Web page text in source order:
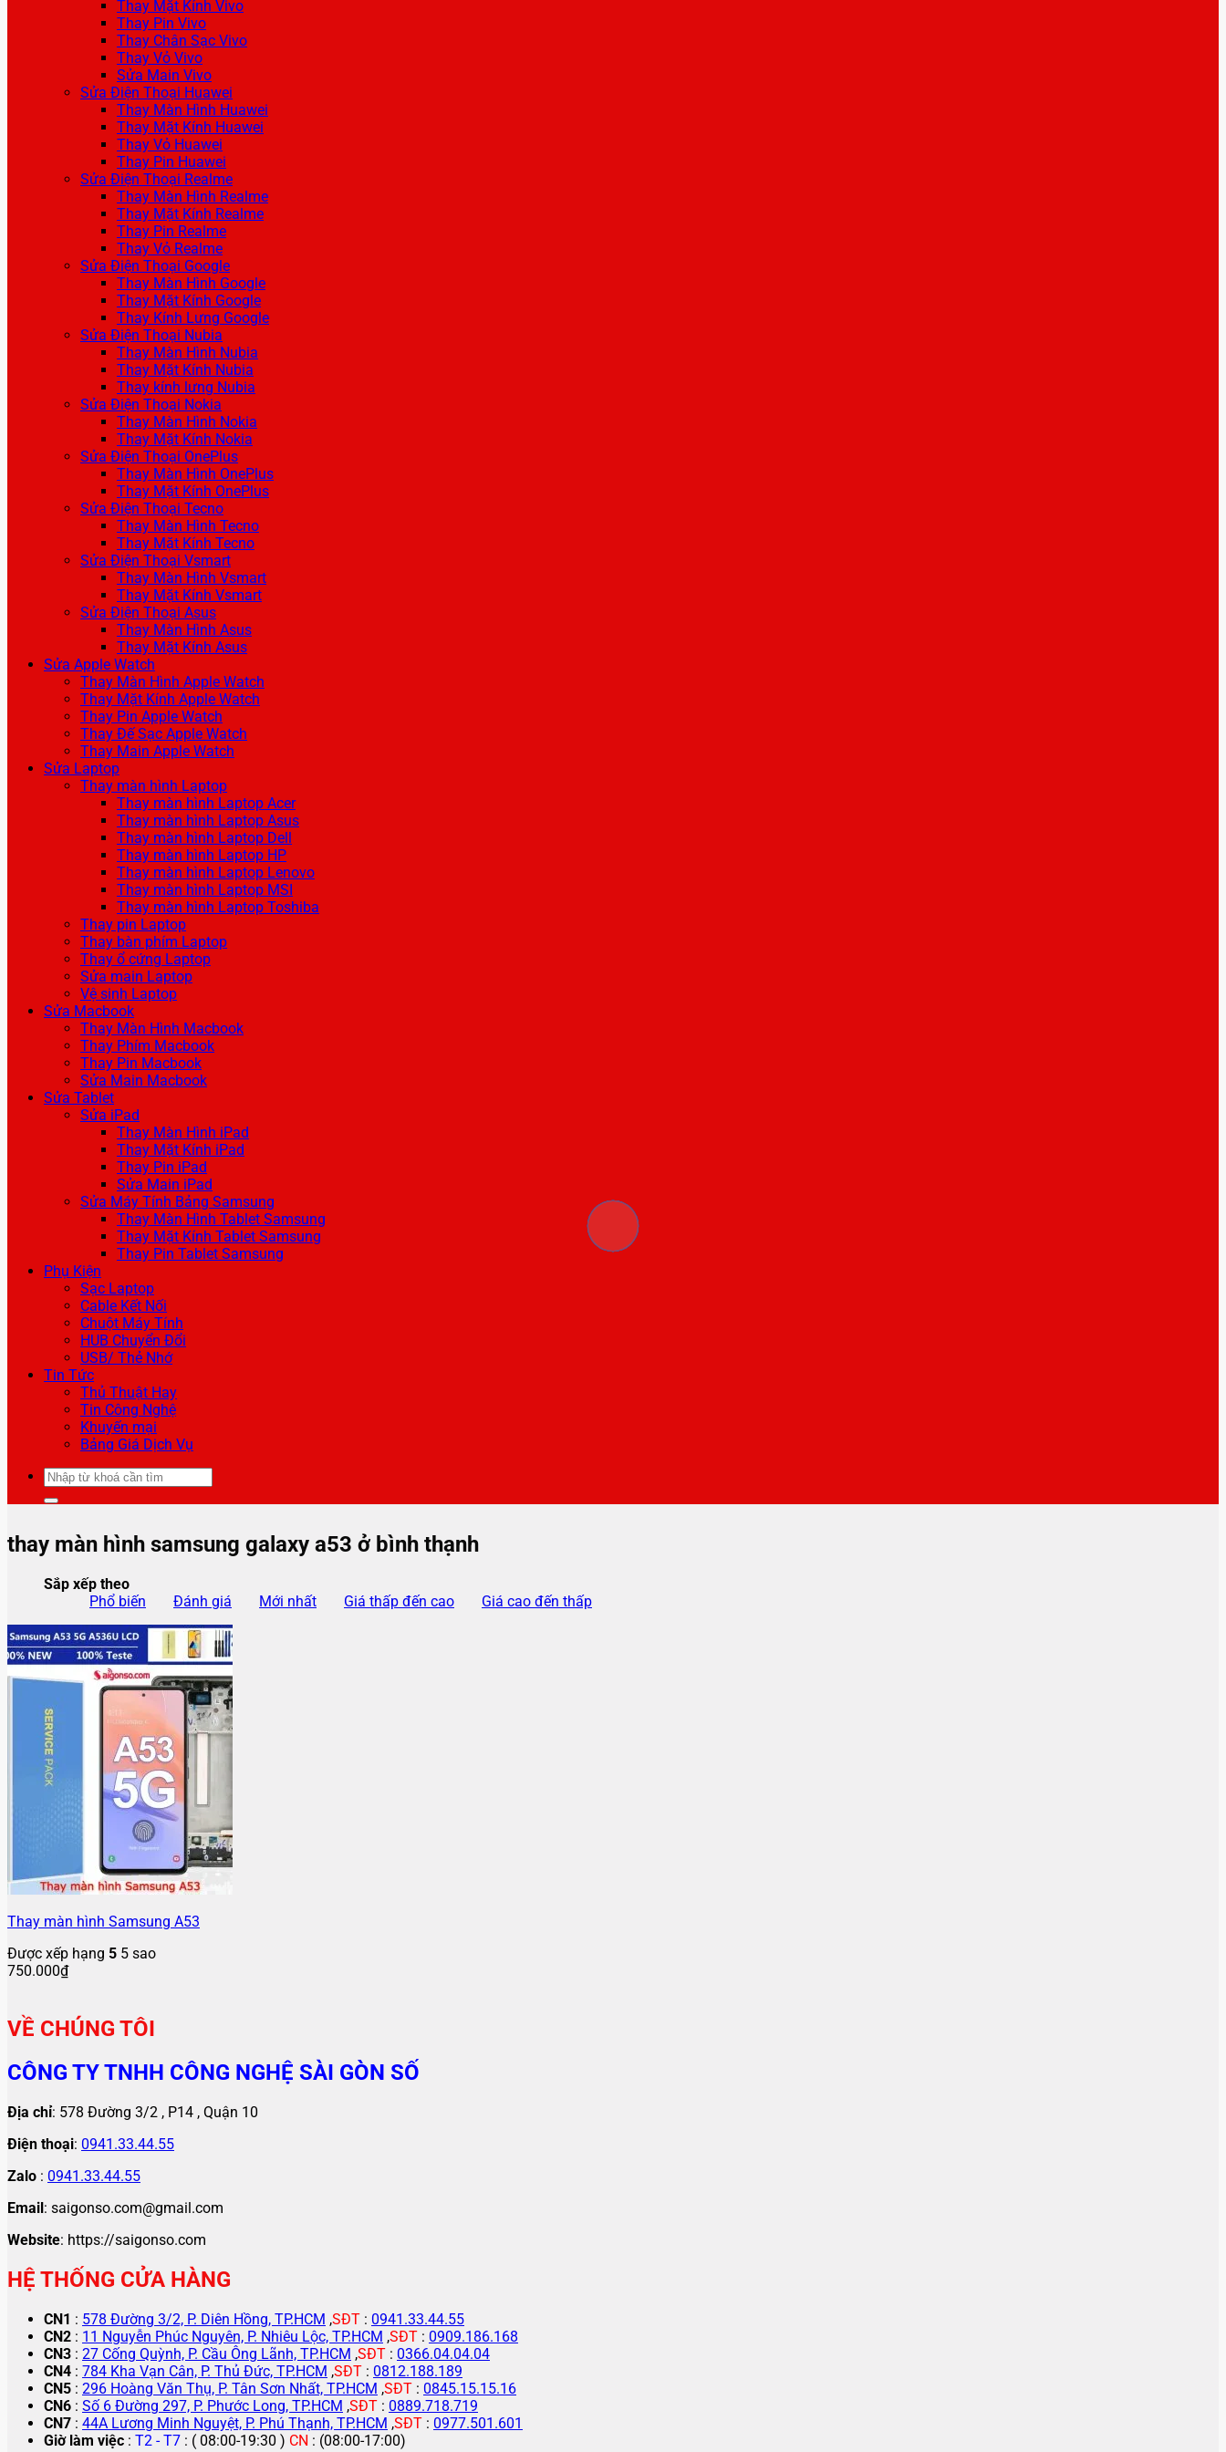
Thay Mặt Kính Vivo
Thay Pin Vivo
Thay Chân Sạc Vivo
Thay Vỏ Vivo
Sửa Main Vivo
Sửa Điện Thoại Huawei
Thay Màn Hình Huawei
Thay Mặt Kính Huawei
Thay Vỏ Huawei
Thay Pin Huawei
Sửa Điện Thoại Realme
Thay Màn Hình Realme
Thay Mặt Kính Realme
Thay Pin Realme
Thay Vỏ Realme
Sửa Điện Thoại Google
Thay Màn Hình Google
Thay Mặt Kính Google
Thay Kính Lưng Google
Sửa Điện Thoại Nubia
Thay Màn Hình Nubia
Thay Mặt Kính Nubia
Thay kính lưng Nubia
Sửa Điện Thoại Nokia
Thay Màn Hình Nokia
Thay Mặt Kính Nokia
Sửa Điện Thoại OnePlus
Thay Màn Hình OnePlus
Thay Mặt Kính OnePlus
Sửa Điện Thoại Tecno
Thay Màn Hình Tecno
Thay Mặt Kính Tecno
Sửa Điện Thoại Vsmart
Thay Màn Hình Vsmart
Thay Mặt Kính Vsmart
Sửa Điện Thoại Asus
Thay Màn Hình Asus
Thay Mặt Kính Asus
Sửa Apple Watch
Thay Màn Hình Apple Watch
Thay Mặt Kính Apple Watch
Thay Pin Apple Watch
Thay Đế Sạc Apple Watch
Thay Main Apple Watch
Sửa Laptop
Thay màn hình Laptop
Thay màn hình Laptop Acer
Thay màn hình Laptop Asus
Thay màn hình Laptop Dell
Thay màn hình Laptop HP
Thay màn hình Laptop Lenovo
Thay màn hình Laptop MSI
Thay màn hình Laptop Toshiba
Thay pin Laptop
Thay bàn phím Laptop
Thay ổ cứng Laptop
Sửa main Laptop
Vệ sinh Laptop
Sửa Macbook
Thay Màn Hình Macbook
Thay Phím Macbook
Thay Pin Macbook
Sửa Main Macbook
Sửa Tablet
Sửa iPad
Thay Màn Hình iPad
Thay Mặt Kính iPad
Thay Pin iPad
Sửa Main iPad
Sửa Máy Tính Bảng Samsung
Thay Màn Hình Tablet Samsung
Thay Mặt Kính Tablet Samsung
Thay Pin Tablet Samsung
Phụ Kiện
Sạc Laptop
Cable Kết Nối
Chuột Máy Tính
HUB Chuyển Đổi
USB/ Thẻ Nhớ
Tin Tức
Thủ Thuật Hay
Tin Công Nghệ
Khuyến mại
Bảng Giá Dịch Vụ
Tìm
kiếm:
thay màn hình samsung galaxy a53 ở bình thạnh
Sắp xếp theo
Phổ biến
Đánh giá Mới nhất Giá thấp đến cao Giá cao đến thấp
Thay màn hình Samsung A53
Được xếp hạng 5 5 sao
750.000₫
VỀ CHÚNG TÔI
CÔNG TY TNHH CÔNG NGHỆ SÀI GÒN SỐ
Địa chỉ: 578 Đường 3/2 , P14 , Quận 10
Điện thoại: 0941.33.44.55
Zalo : 0941.33.44.55
Email: saigonso.com@gmail.com
Website: https://saigonso.com
HỆ THỐNG CỬA HÀNG
CN1 : 578 Đường 3/2, P. Diên Hồng, TP.HCM ,SĐT : 0941.33.44.55
CN2 : 11 Nguyễn Phúc Nguyên, P. Nhiêu Lộc, TP.HCM ,SĐT : 0909.186.168
CN3 : 27 Cống Quỳnh, P. Cầu Ông Lãnh, TP.HCM ,SĐT : 0366.04.04.04
CN4 : 784 Kha Vạn Cân, P. Thủ Đức, TP.HCM ,SĐT : 0812.188.189
CN5 : 296 Hoàng Văn Thụ, P. Tân Sơn Nhất, TP.HCM ,SĐT : 0845.15.15.16
CN6 : Số 6 Đường 297, P. Phước Long, TP.HCM ,SĐT : 0889.718.719
CN7 : 44A Lương Minh Nguyệt, P. Phú Thạnh, TP.HCM ,SĐT : 0977.501.601
Giờ làm việc : T2 - T7 : ( 08:00-19:30 ) CN : (08:00-17:00)